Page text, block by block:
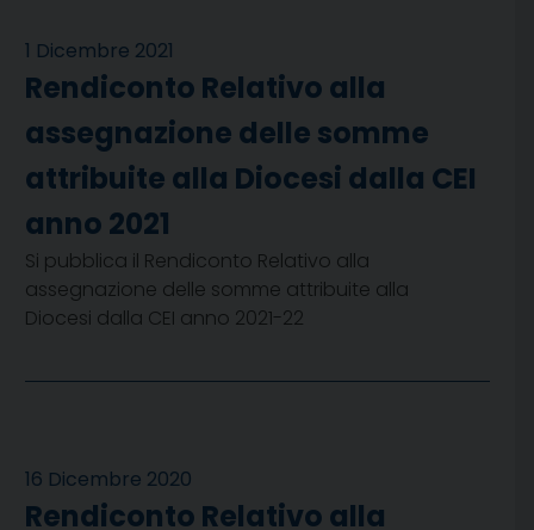
1 Dicembre 2021
Rendiconto Relativo alla
assegnazione delle somme
attribuite alla Diocesi dalla CEI
anno 2021
Si pubblica il Rendiconto Relativo alla
assegnazione delle somme attribuite alla
Diocesi dalla CEI anno 2021-22
16 Dicembre 2020
Rendiconto Relativo alla